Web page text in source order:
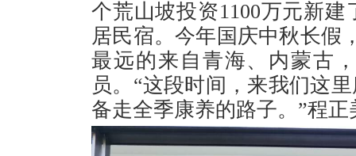
个荒山坡投资1100万元新
居民宿。今年国庆中秋长假
最远的来自青海、内蒙古
员。“这段时间，来我们这
备走全季康养的路子。”程